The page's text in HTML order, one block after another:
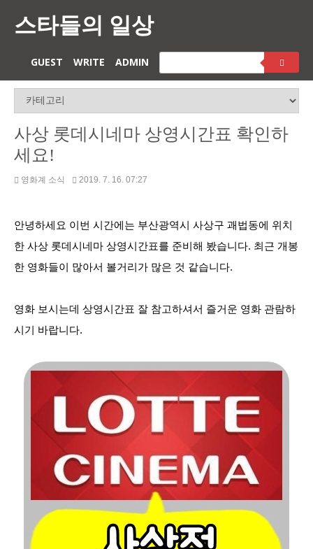
스타들의 일상
GUEST WRITE ADMIN
사상 롯데시네마 상영시간표 확인하
세요!
영화계 소식 2019. 7. 16. 07:27
안녕하세요 이번 시간에는 부산광역시 사상구 괘법동에 위치
한 사상 롯데시네마 상영시간표를 준비해 봤습니다. 최근 개봉
한 영화들이 많아서 볼거리가 많은 것 같습니다.
영화 보시는데 상영시간표 잘 참고하셔서 즐거운 영화 관람하
시기 바랍니다.